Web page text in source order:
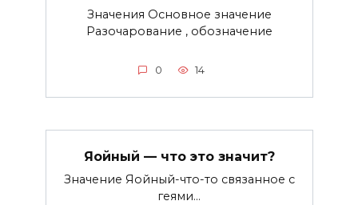
Значения Основное значение
Разочарование , обозначение
0 14
Яойный — что это значит?
Значение Яойный-что-то связанное с
геями…